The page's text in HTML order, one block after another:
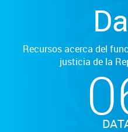
Recursos acerca del
justicia de la